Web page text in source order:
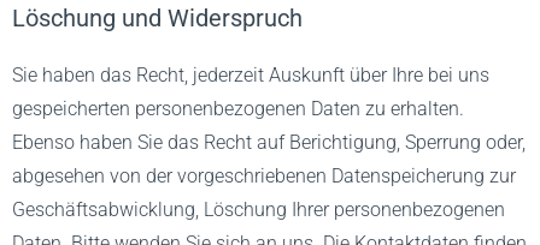
Löschung und Widerspruch
Sie haben das Recht, jederzeit Auskunft über Ihre bei uns
gespeicherten personenbezogenen Daten zu erhalten.
Ebenso haben Sie das Recht auf Berichtigung, Sperrung oder,
abgesehen von der vorgeschriebenen Datenspeicherung zur
Geschäftsabwicklung, Löschung Ihrer personenbezogenen